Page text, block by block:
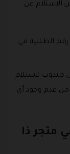
عيب بها خلال 28 يوم من الاستلام عن
رقم الطلبية في
مندوب لاستلام
من عدم وجود أي
متجر ذا